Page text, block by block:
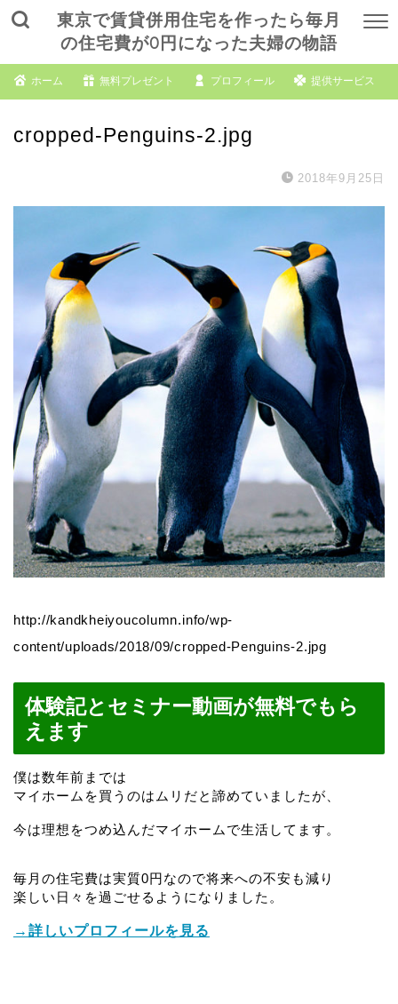
東京で賃貸併用住宅を作ったら毎月
の住宅費が0円になった夫婦の物語
ホーム 無料プレゼント プロフィール 提供サービス
cropped-Penguins-2.jpg
2018年9月25日
http://kandkheiyoucolumn.info/wp-
content/uploads/2018/09/cropped-Penguins-2.jpg
体験記とセミナー動画が無料でもら
えます
僕は数年前までは
マイホームを買うのはムリだと諦めていましたが、
今は理想をつめ込んだマイホームで生活してます。
毎月の住宅費は実質0円なので将来への不安も減り
楽しい日々を過ごせるようになりました。
→詳しいプロフィールを見る